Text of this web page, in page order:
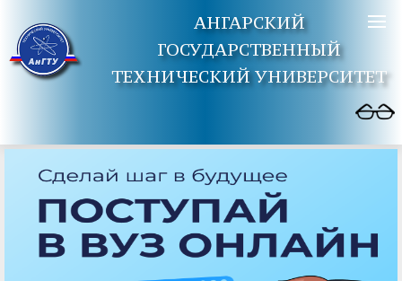
АНГАРСКИЙ
ГОСУДАРСТВЕННЫЙ
ТЕХНИЧЕСКИЙ УНИВЕРСИТЕТ